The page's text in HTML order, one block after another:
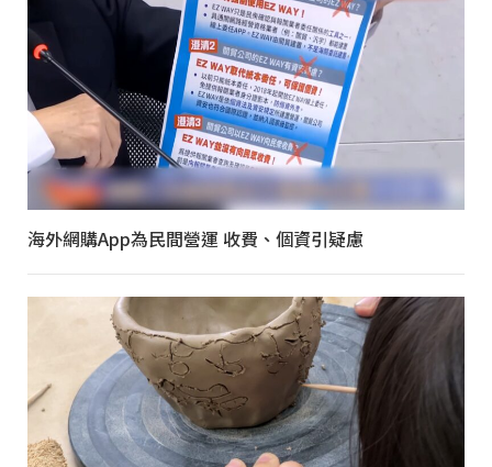
海外網購App為民間營運 收費、個資引疑慮